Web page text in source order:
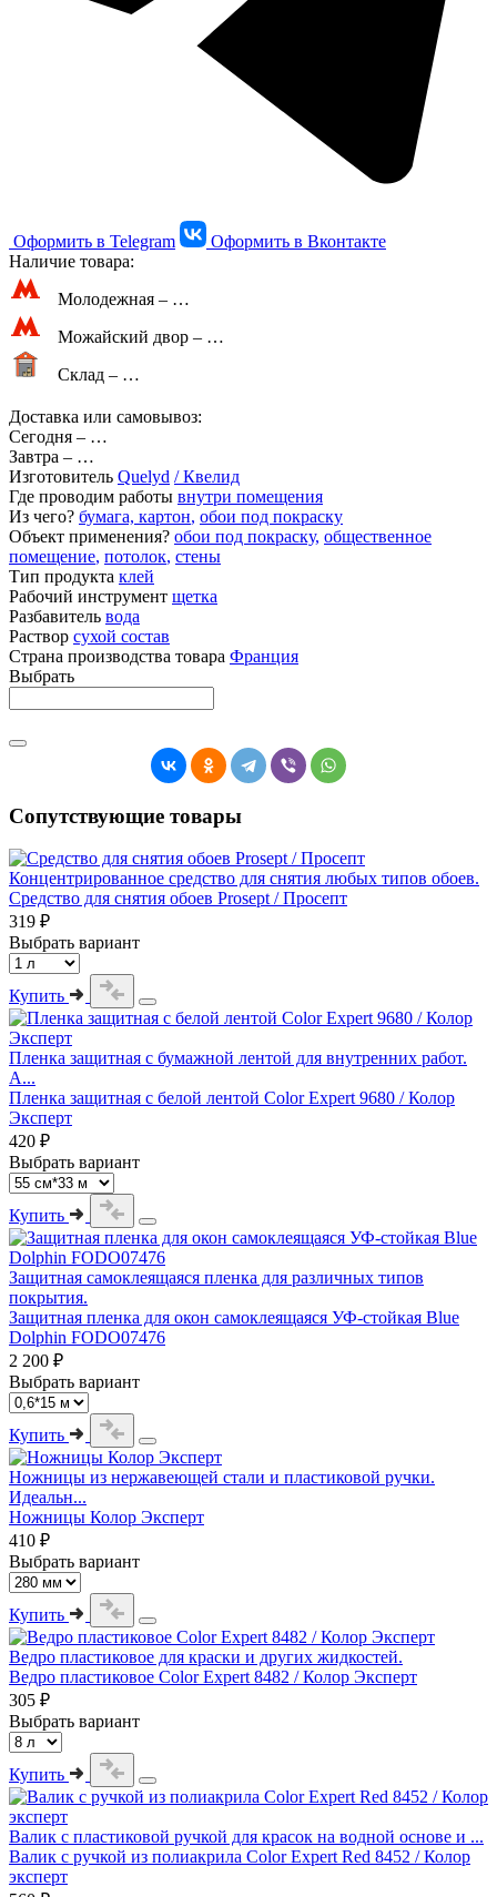
Оформить в Telegram
Оформить в Вконтакте
Наличие товара:
Молодежная – …
Можайский двор – …
Склад – …
Доставка или самовывоз:
Сегодня – …
Завтра – …
Изготовитель Quelyd / Квелид
Где проводим работы внутри помещения
Из чего? бумага, картон, обои под покраску
Объект применения? обои под покраску, общественное
помещение, потолок, стены
Тип продукта клей
Рабочий инструмент щетка
Разбавитель вода
Раствор сухой состав
Страна производства товара Франция
Выбрать
Сопутствующие товары
Концентрированное средство для снятия любых типов обоев.
Средство для снятия обоев Prosept / Просепт
319 ₽
Выбрать вариант
Купить
Пленка защитная с бумажной лентой для внутренних работ.
А...
Пленка защитная с белой лентой Color Expert 9680 / Колор
Эксперт
420 ₽
Выбрать вариант
Купить
Защитная самоклеящаяся пленка для различных типов
покрытия.
Защитная пленка для окон самоклеящаяся УФ-стойкая Blue
Dolphin FODO07476
2 200 ₽
Выбрать вариант
Купить
Ножницы из нержавеющей стали и пластиковой ручки.
Идеальн...
Ножницы Колор Эксперт
410 ₽
Выбрать вариант
Купить
Ведро пластиковое для краски и других жидкостей.
Ведро пластиковое Color Expert 8482 / Колор Эксперт
305 ₽
Выбрать вариант
Купить
Валик с пластиковой ручкой для красок на водной основе и ...
Валик с ручкой из полиакрила Color Expert Red 8452 / Колор
эксперт